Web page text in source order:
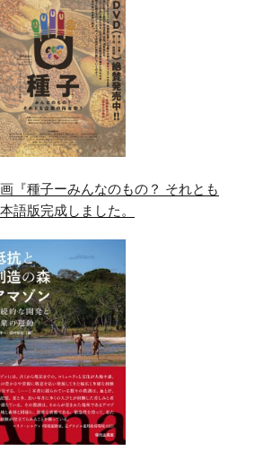
『種子ーみんなのもの？ それとも
語版完成しました。